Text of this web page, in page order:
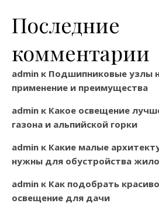
Последние
комментарии
admin к Подшипниковые узлы
применение и преимущества
admin к Какое освещение
газона и альпийской горки
admin к Какие малые
нужны для обустройства
admin к Как подобрать
освещение для дачи